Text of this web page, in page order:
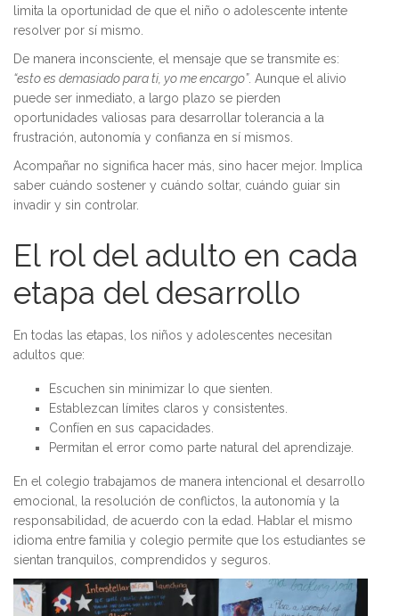
limita la oportunidad de que el niño o adolescente intente
resolver por sí mismo.
De manera inconsciente, el mensaje que se transmite es:
“esto es demasiado para ti, yo me encargo”. Aunque el alivio
puede ser inmediato, a largo plazo se pierden
oportunidades valiosas para desarrollar tolerancia a la
frustración, autonomía y confianza en sí mismos.
Acompañar no significa hacer más, sino hacer mejor. Implica
saber cuándo sostener y cuándo soltar, cuándo guiar sin
invadir y sin controlar.
El rol del adulto en cada
etapa del desarrollo
En todas las etapas, los niños y adolescentes necesitan
adultos que:
Escuchen sin minimizar lo que sienten.
Establezcan límites claros y consistentes.
Confíen en sus capacidades.
Permitan el error como parte natural del aprendizaje.
En el colegio trabajamos de manera intencional el desarrollo
emocional, la resolución de conflictos, la autonomía y la
responsabilidad, de acuerdo con la edad. Hablar el mismo
idioma entre familia y colegio permite que los estudiantes se
sientan tranquilos, comprendidos y seguros.